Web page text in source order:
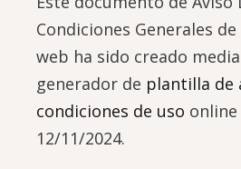
Condiciones Generales
web ha sido creado
generador de plantilla de
condiciones de uso
12/11/2024.